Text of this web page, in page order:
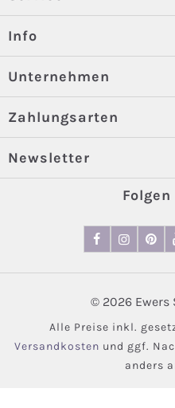
Info
Unternehmen
Zahlungsarten
Newsletter
© 2026 Ewers
Alle Preise inkl.
Versandkosten und ggf.
anders